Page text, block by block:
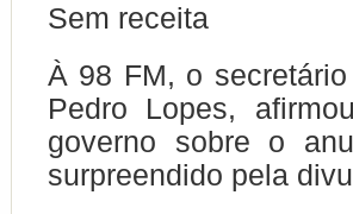
Sem receita
À 98 FM, o
Pedro Lopes,
governo sobre o
surpreendido pela